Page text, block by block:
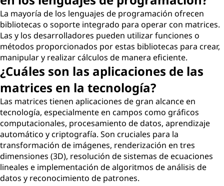
La mayoría de los lenguajes de programación ofrecen
bibliotecas o soporte integrado para operar con matrices.
Las y los desarrolladores pueden utilizar funciones o
métodos proporcionados por estas bibliotecas para crear,
manipular y realizar cálculos de manera eficiente.
¿Cuáles son las aplicaciones de las
matrices en la tecnología?
Las matrices tienen aplicaciones de gran alcance en
tecnología, especialmente en campos como gráficos
computacionales, procesamiento de datos, aprendizaje
automático y criptografía. Son cruciales para la
transformación de imágenes, renderización en tres
dimensiones (3D), resolución de sistemas de ecuaciones
lineales e implementación de algoritmos de análisis de
datos y reconocimiento de patrones.